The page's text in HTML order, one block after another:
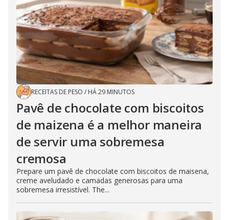
RECEITAS DE PESO / HÁ 29 MINUTOS
Pavê de chocolate com biscoitos
de maizena é a melhor maneira
de servir uma sobremesa
cremosa
Prepare um pavê de chocolate com biscoitos de maisena,
creme aveludado e camadas generosas para uma
sobremesa irresistível. The...